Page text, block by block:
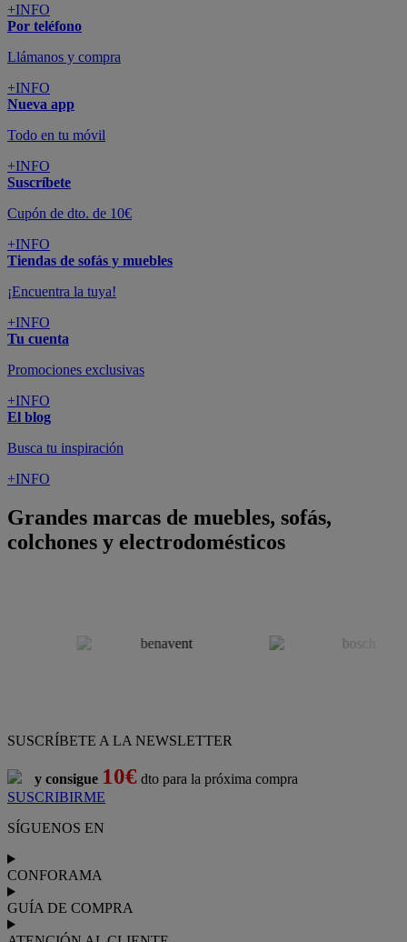
+INFO
Por teléfono
Llámanos y compra
+INFO
Nueva app
Todo en tu móvil
+INFO
Suscríbete
Cupón de dto. de 10€
+INFO
Tiendas de sofás y muebles
¡Encuentra la tuya!
+INFO
Tu cuenta
Promociones exclusivas
+INFO
El blog
Busca tu inspiración
+INFO
Grandes marcas de muebles, sofás,
colchones y electrodomésticos
SUSCRÍBETE A LA NEWSLETTER
y consigue 10€ dto para la próxima compra
SUSCRIBIRME
SÍGUENOS EN
CONFORAMA
GUÍA DE COMPRA